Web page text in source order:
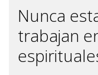
Nunca
trabajan